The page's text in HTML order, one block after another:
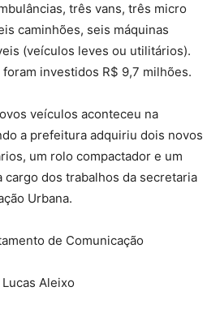
três vans, três micro
caminhões, seis máquinas
(veículos leves ou utilitários).
investidos R$ 9,7 milhões.
veículos aconteceu na
a prefeitura adquiriu dois novos
um rolo compactador e um
cargo dos trabalhos da secretaria
Urbana.
de Comunicação
Aleixo